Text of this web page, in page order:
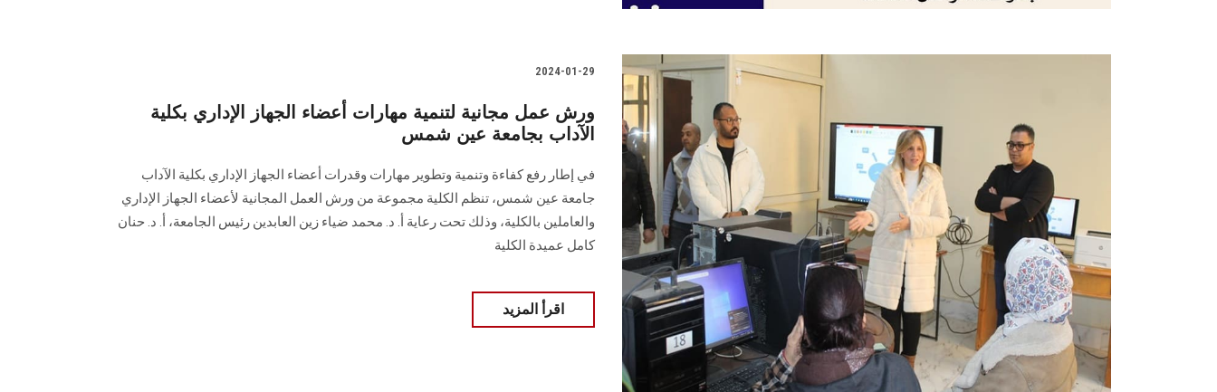
2024-01-29
ورش عمل مجانية لتنمية مهارات أعضاء الجهاز الإداري بكلية
الآداب بجامعة عين شمس
في إطار رفع كفاءة وتنمية وتطوير مهارات وقدرات أعضاء الجهاز الإداري بكلية الآداب
‏جامعة عين شمس، تنظم الكلية مجموعة من ورش العمل المجانية لأعضاء الجهاز الإداري
‏والعاملين بالكلية، وذلك تحت رعاية أ. د. محمد ضياء زين العابدين رئيس الجامعة، أ. د. حنان
‏كامل عميدة الكلية ‏
اقرأ المزيد